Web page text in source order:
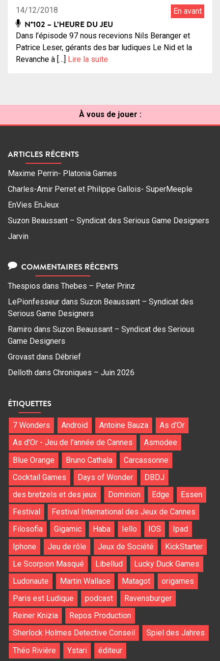
14/12/2018 En avant
N°102 – L’HEURE DU JEU
Dans l’épisode 97 nous recevions Nils Beranger et
Patrice Leser, gérants des bar ludiques Le Nid et la
Revanche à […] Lire la suite
À vous de jouer :
ARTICLES RÉCENTS
Maxime Perrin- Platonia Games
Charles-Amir Perret et Philippe Gallois- SuperMeeple
EnVies EnJeux
Suzon Beaussant – Syndicat des Serious Game Designers
Jarvin
COMMENTAIRES RÉCENTS
Thespios dans Thebes – Peter Prinz
LePionfesseur dans Suzon Beaussant – Syndicat des
Serious Game Designers
Ramiro dans Suzon Beaussant – Syndicat des Serious
Game Designers
Grovast dans Débrief
Delloth dans Chroniques – Juin 2026
ÉTIQUETTES
7 Wonders Android Antoine Bauza
As d'Or
As d'Or - Jeu de l'année de Cannes
Asmodee
Blue Orange
Bruno Cathala
Carcassonne
Cocktail Games
Days of Wonder
DBDJ
des bretzels et des jeux
Dominion Edge
Essen
Festival
Festival International des Jeux de Cannes
Filosofia
Gigamic Haba Iello IOS
Ipad
Iphone
Jeu de rôle Jeux de Société
KickStarter
Le Scorpion Masqué
Libellud
Lucky Duck Games
Ludonaute
Martin Wallace Matagot
origames
Paris est Ludique
podcast
Ravensburger
Reiner Knizia
Repos Production
Sherlock Holmes Detective Conseil
Spiel des Jahres
Théo Rivière
Ystari éditeur